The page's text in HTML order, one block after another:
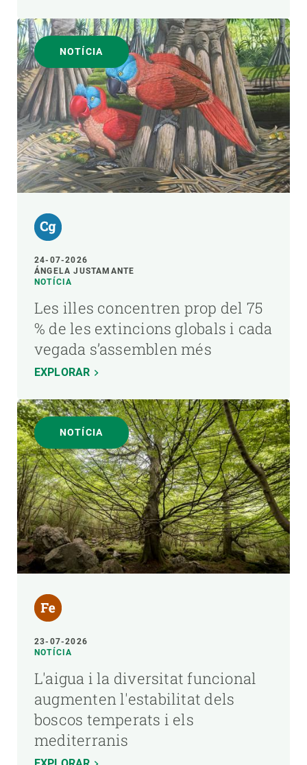
NOTÍCIA
24-07-2026
ÁNGELA JUSTAMANTE
NOTÍCIA
Les illes concentren prop del 75
% de les extincions globals i cada
vegada s’assemblen més
EXPLORAR
NOTÍCIA
23-07-2026
NOTÍCIA
L'aigua i la diversitat funcional
augmenten l'estabilitat dels
boscos temperats i els
mediterranis